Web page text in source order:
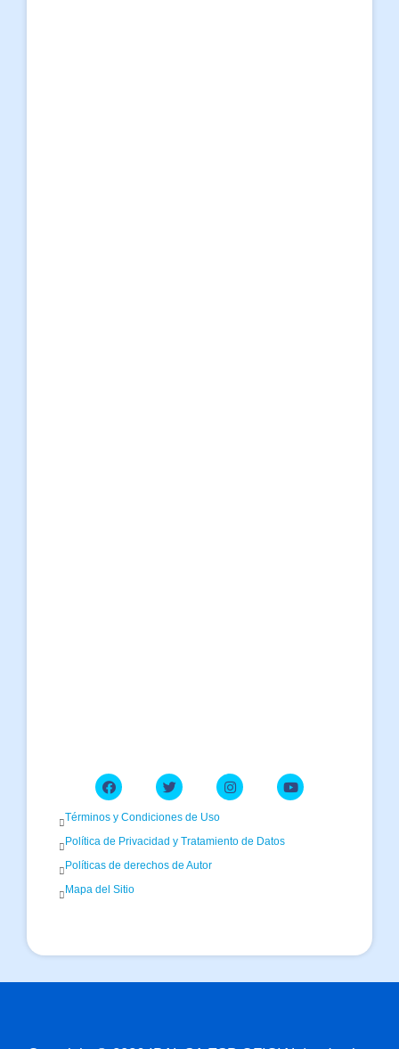
Términos y Condiciones de Uso
Política de Privacidad y Tratamiento de Datos
Políticas de derechos de Autor
Mapa del Sitio